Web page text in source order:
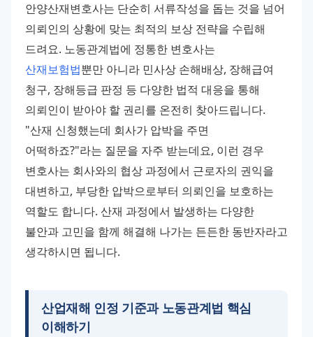
안양산재변호사는 단순히 서류작성을 돕는 것을 넘어
의뢰인의 상황에 맞는 최적의 보상 전략을 수립해
산재보험법뿐만 아니라 민사상 손해배상, 장해급여
청구, 장해등급 판정 등 다양한 법적 대응을 통해
의뢰인이 받아야 할 권리를 온전히 찾아드립니다.
"산재 신청했는데 회사가 압박을 주면
어떡하죠?"라는 질문을 자주 받는데요, 이런 경우
변호사는 회사와의 협상 과정에서 근로자의 권익을
대변하고, 부당한 압박으로부터 의뢰인을 보호하는
역할도 합니다. 산재 과정에서 발생하는 다양한
불안과 고민을 함께 해결해 나가는 든든한 동반자라고
생각하시면 됩니다.
산업재해 인정 기준과 노동관계법 핵심
이해하기